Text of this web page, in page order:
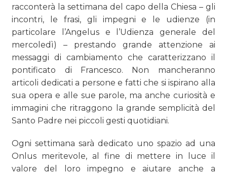
racconterà la settimana del capo della Chiesa – gli
incontri, le frasi, gli impegni e le udienze (in
particolare l’Angelus e l’Udienza generale del
mercoledì) – prestando grande attenzione ai
messaggi di cambiamento che caratterizzano il
pontificato di Francesco. Non mancheranno
articoli dedicati a persone e fatti che si ispirano alla
sua opera e alle sue parole, ma anche curiosità e
immagini che ritraggono la grande semplicità del
Santo Padre nei piccoli gesti quotidiani.
Ogni settimana sarà dedicato uno spazio ad una
Onlus meritevole, al fine di mettere in luce il
valore del loro impegno e aiutare anche a